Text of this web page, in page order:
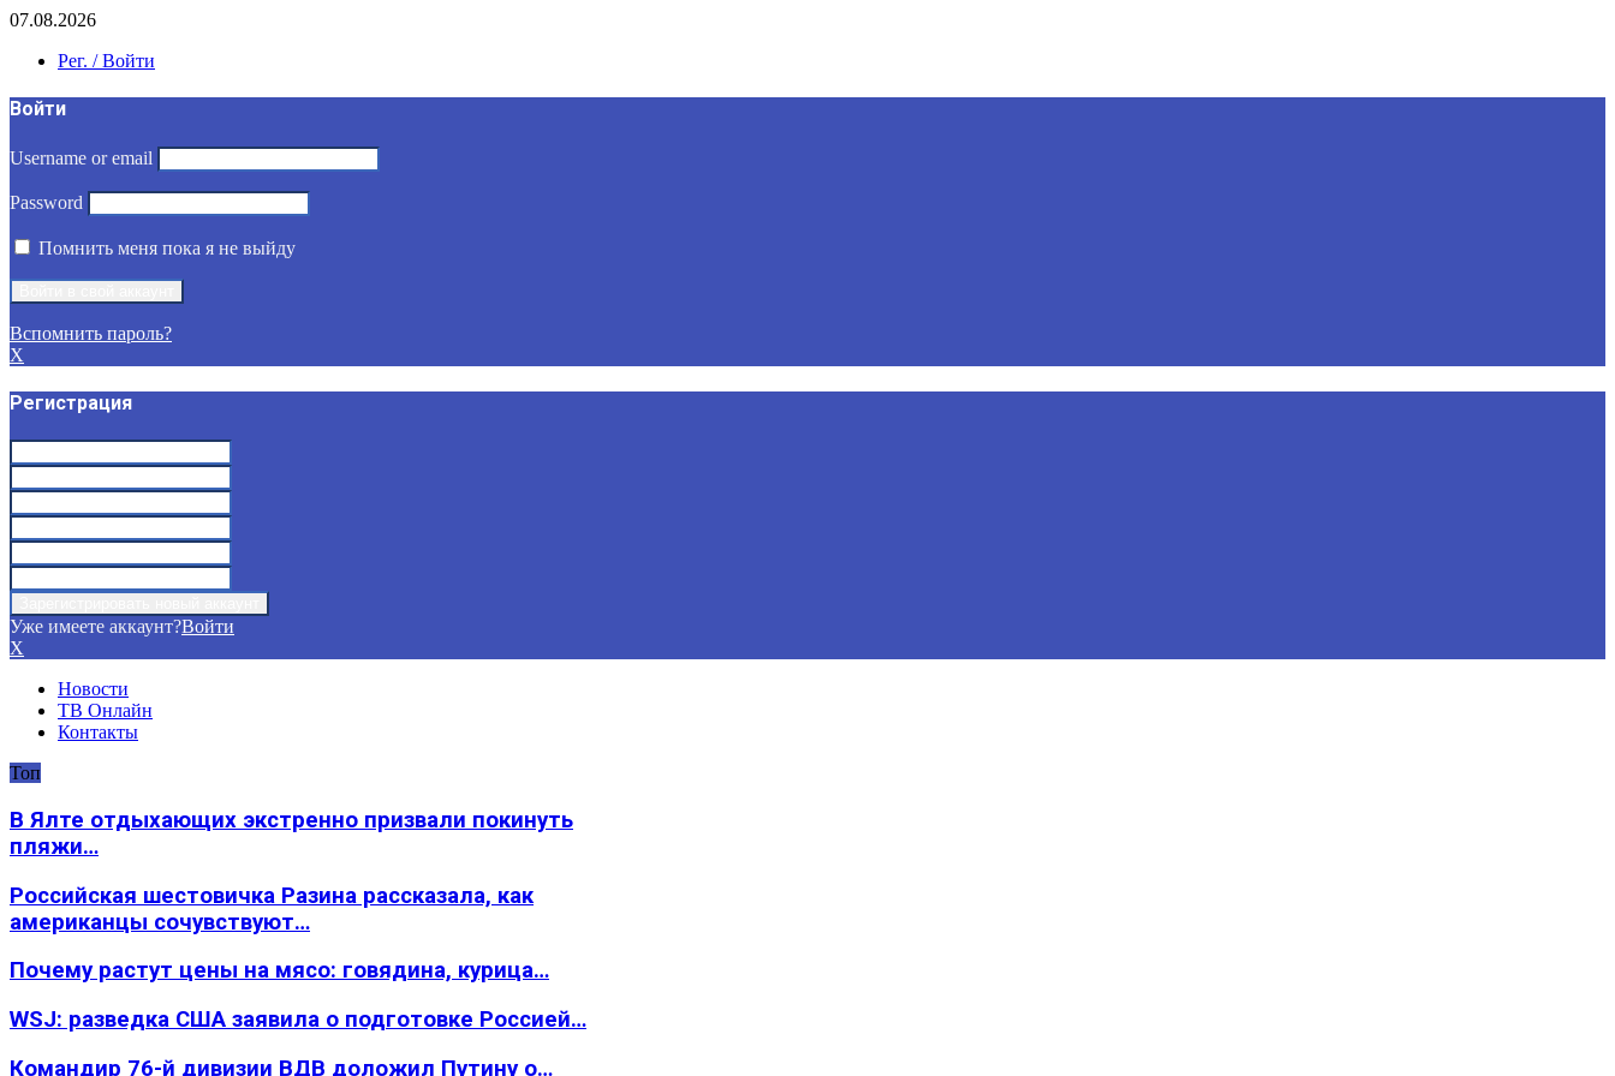
07.08.2026
Рег. / Войти
Войти
Username or email
Password
Помнить меня пока я не выйду
Вспомнить пароль?
X
Регистрация
Уже имеете аккаунт?Войти
X
Новости
ТВ Онлайн
Контакты
Топ
В Ялте отдыхающих экстренно призвали покинуть
пляжи…
Российская шестовичка Разина рассказала, как
американцы сочувствуют…
Почему растут цены на мясо: говядина, курица…
WSJ: разведка США заявила о подготовке Россией…
Командир 76-й дивизии ВДВ доложил Путину о…